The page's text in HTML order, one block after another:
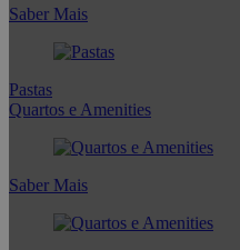
Saber Mais
Pastas
Quartos e Amenities
Saber Mais